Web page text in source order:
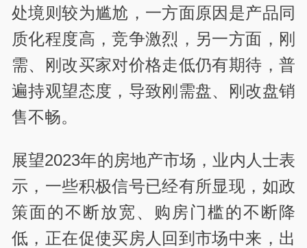
处境则较为尴尬，一方面原因是产品同
质化程度高，竞争激烈，另一方面，刚
需、刚改买家对价格走低仍有期待，普
遍持观望态度，导致刚需盘、刚改盘销
售不畅。
展望2023年的房地产市场，业内人士表
示，一些积极信号已经有所显现，如政
策面的不断放宽、购房门槛的不断降
低，正在促使买房人回到市场中来，出